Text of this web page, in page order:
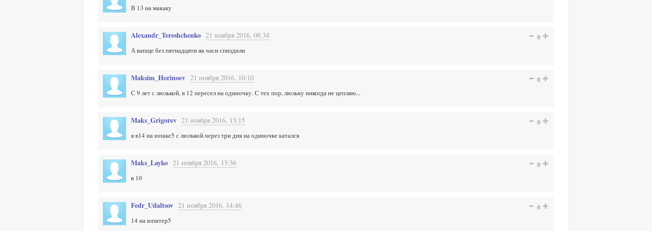
В 13 на макаку
Alexandr_Tereshchenko 21 ноября 2016, 08:34 0
А вапще без пятнадцяти як часи спиздили
Maksim_Horinoev 21 ноября 2016, 10:10 0
С 9 лет с люлькой, в 12 пересел на одиночку. С тех пор, люльку никогда не цепляю...
Maks_Grigorev 21 ноября 2016, 13:15 0
я в14 на юпаке5 с люлькой.через три дня на одиночке катался
Maks_Layko 21 ноября 2016, 13:36 0
в 10
Fedr_Udaltsov 21 ноября 2016, 14:46 0
14 на юпитер5